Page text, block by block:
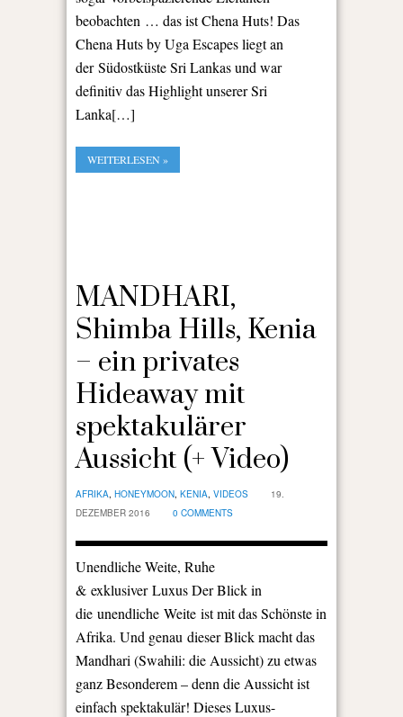
beobachten … das ist Chena Huts! Das
Chena Huts by Uga Escapes liegt an
der Südostküste Sri Lankas und war
definitiv das Highlight unserer Sri
Lanka[…]
WEITERLESEN »
MANDHARI,
Shimba Hills, Kenia
– ein privates
Hideaway mit
spektakulärer
Aussicht (+ Video)
AFRIKA, HONEYMOON, KENIA, VIDEOS
19.
DEZEMBER 2016
0 COMMENTS
Unendliche Weite, Ruhe
& exklusiver Luxus Der Blick in
die unendliche Weite ist mit das Schönste in
Afrika. Und genau dieser Blick macht das
Mandhari (Swahili: die Aussicht) zu etwas
ganz Besonderem – denn die Aussicht ist
einfach spektakulär! Dieses Luxus-